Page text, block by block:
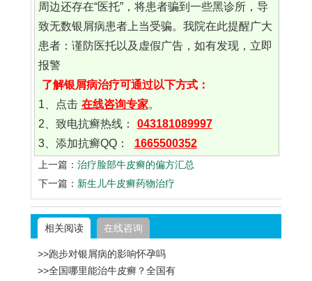
周边还存在“医托”，将患者骗到一些黑诊所，导
致无数银屑病患者上当受骗。我院在此提醒广大
患者：谨防医托以及虚假广告，如有发现，立即
报警
了解银屑病治疗可通过以下方式：
1、点击 在线咨询专家。
2、致电抗癣热线：
043181089997
3、添加抗癣QQ：
1665500352
上一篇： 治疗脸部牛皮癣的偏方汇总
下一篇： 新生儿牛皮癣药物治疗
相关阅读 在线咨询
>>跑步对银屑病的影响怀孕吗
>>全国哪里能治牛皮癣？全国有